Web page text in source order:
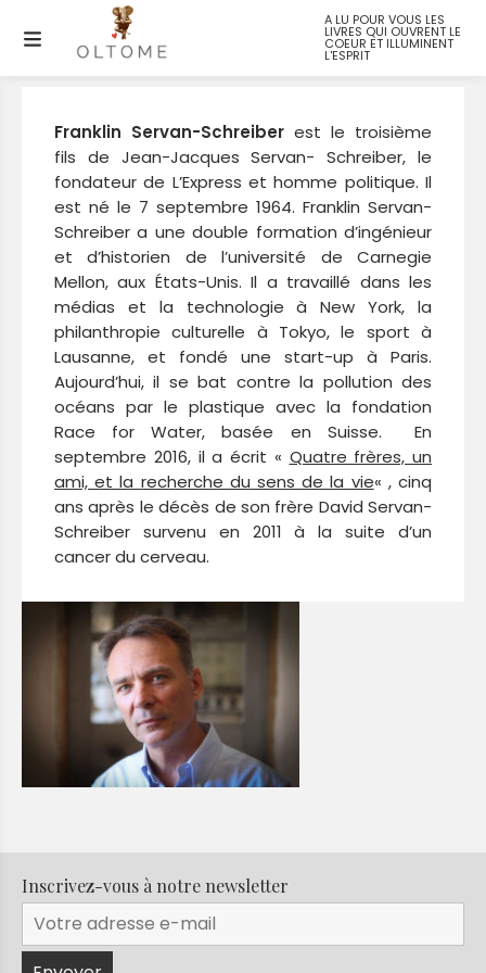
A LU POUR VOUS LES
LIVRES QUI OUVRENT LE
COEUR ET ILLUMINENT
L'ESPRIT
Franklin SERVAN-SCHREIBER
Franklin Servan-Schreiber est le troisième
fils de Jean-Jacques Servan- Schreiber, le
fondateur de L’Express et homme politique. Il
est né le 7 septembre 1964. Franklin Servan-
Schreiber a une double formation d’ingénieur
et d’historien de l’université de Carnegie
Mellon, aux États-Unis. Il a travaillé dans les
médias et la technologie à New York, la
philanthropie culturelle à Tokyo, le sport à
Lausanne, et fondé une start-up à Paris.
Aujourd’hui, il se bat contre la pollution des
océans par le plastique avec la fondation
Race for Water, basée en Suisse. En
septembre 2016, il a écrit « Quatre frères, un
ami, et la recherche du sens de la vie« , cinq
ans après le décès de son frère David Servan-
Schreiber survenu en 2011 à la suite d’un
cancer du cerveau.
Inscrivez-vous à notre newsletter